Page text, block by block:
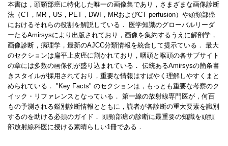
本書は，頭頸部癌に特化した唯一の画像集であり，さまざまな画像診断
法（CT，MR，US，PET，DWI，MRおよびCT perfusion）や頭頸部癌
におけるそれらの役割を解説している． 医学知識のグローバルリーダ
ーたるAmirsysにより出版されており，画像を集約するうえに解剖学，
画像診断，病理学，最新のAJCC分類情報を統合して提示ている． 最大
のセクションは扁平上皮癌に割かれており，咽頭と喉頭の各サブサイト
の章には多数の画像例が盛り込まれている． 伝統あるAmirsysの箇条書
きスタイルが採用されており，重要な情報はすばやく理解しやすくまと
められている． "Key Facts" のセクションは，もっとも重要な考察のク
イック・リファレンスとなっている． 第一線の放射線専門医が，何百
もの予測される鑑別診断情報とともに，読者が各診断の重大要素を識別
するのを助ける必須のガイド． 頭頸部癌の診断に最重要の知識を頭頸
部放射線科医に授ける素晴らしい1冊である．